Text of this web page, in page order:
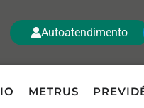
Autoatendimento
METRUS